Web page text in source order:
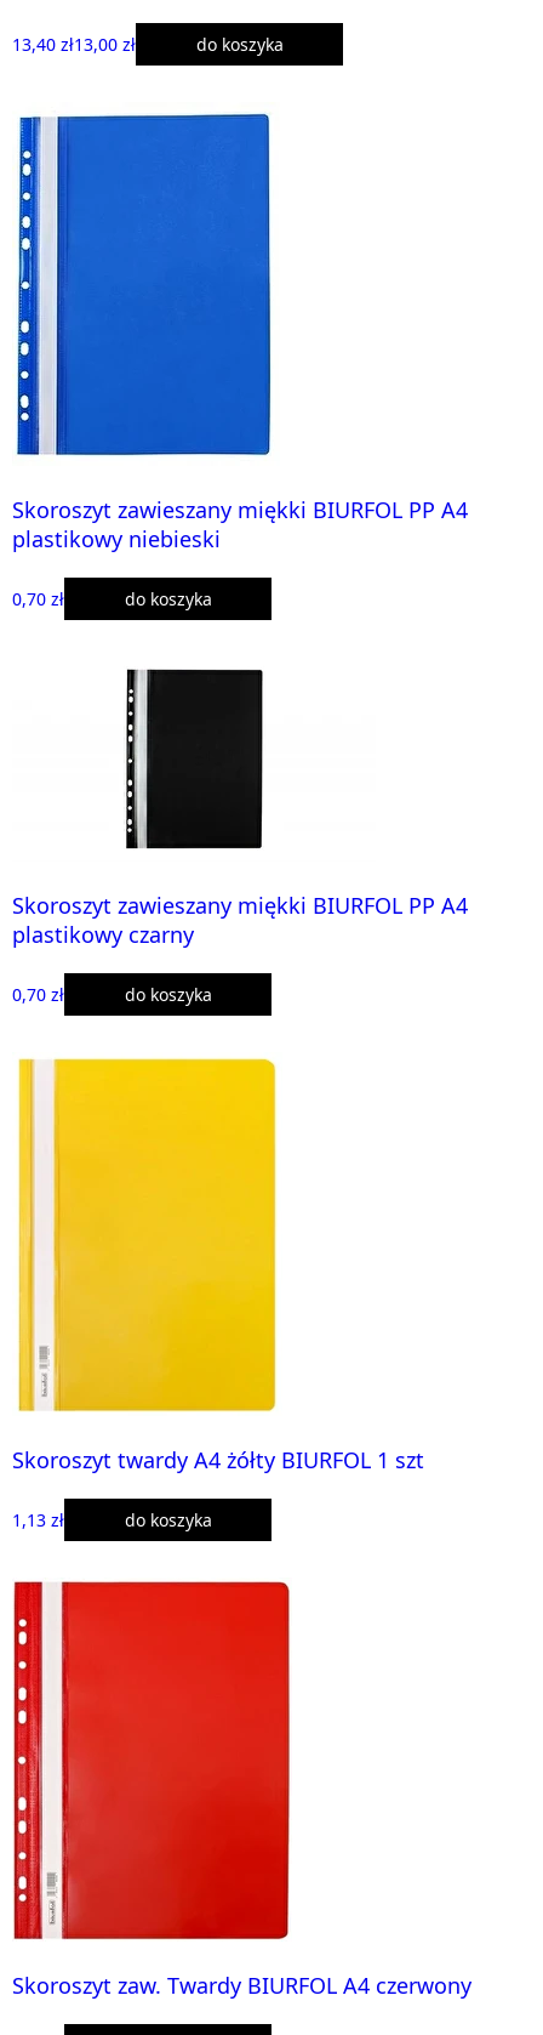
13,40 zł13,00 zł do koszyka
Skoroszyt zawieszany miękki BIURFOL PP A4
plastikowy niebieski
0,70 zł do koszyka
Skoroszyt zawieszany miękki BIURFOL PP A4
plastikowy czarny
0,70 zł do koszyka
Skoroszyt twardy A4 żółty BIURFOL 1 szt
1,13 zł do koszyka
Skoroszyt zaw. Twardy BIURFOL A4 czerwony